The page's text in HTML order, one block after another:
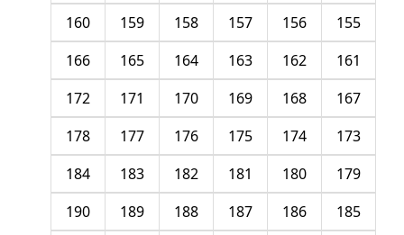
155
156
157
158
159
160
161
162
163
164
165
166
167
168
169
170
171
172
173
174
175
176
177
178
179
180
181
182
183
184
185
186
187
188
189
190